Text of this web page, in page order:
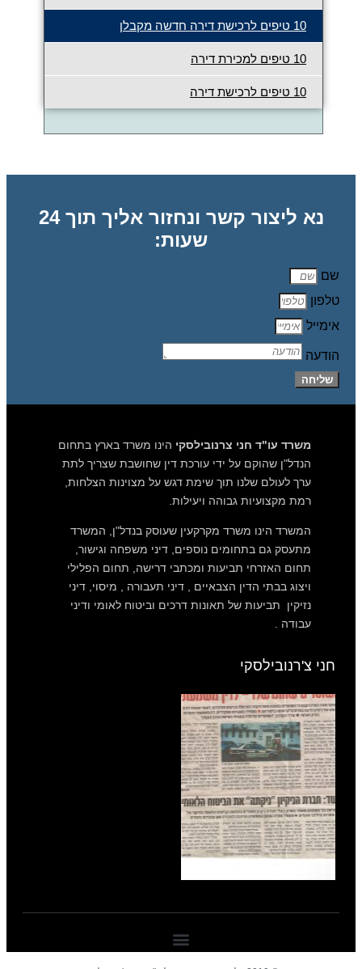
10 טיפים לרכישת דירה חדשה מקבלן
10 טיפים למכירת דירה
10 טיפים לרכישת דירה
נא ליצור קשר ונחזור אליך תוך 24
שעות:
שם
טלפון
אימייל
הודעה
שליחה
משרד עו"ד חני צרנובילסקיהינו משרד בארץ בתחום
הנדל"ן שהוקם על ידי עורכת דין שחושבת שצריך לתת
ערך לעולם שלנו תוך שימת דגש על מצוינות הצלחות,
רמת מקצועיות גבוהה ויעילות.
המשרד הינו משרד מקרקעין שעוסק בנדל"ן, המשרד
מתעסק גם בתחומים נוספים, דיני משפחה וגישור,
תחום האזרחי תביעות ומכתבי דרישה, תחום הפלילי
ויצוג בבתי הדין הצבאיים , דיני תעבורה , מיסוי, דיני
נזיקין תביעות של תאונות דרכים וביטוח לאומי ודיני
עבודה .
חני צ'רנובילסקי